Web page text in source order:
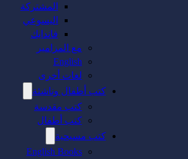
المشتركة
اليسوعي
فاندايك
مع المزامير
English
لغات أخرى
كتب أطفال وناشئة
كتب مقدسة
كتب أطفال
كتب مسيحية
English Books